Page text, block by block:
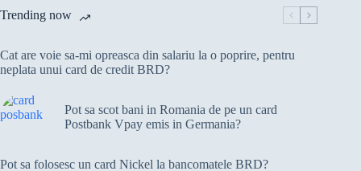
Trending now
Cat are voie sa-mi opreasca din salariu la o poprire, pentru
neplata unui card de credit BRD?
Pot sa scot bani in Romania de pe un card
Postbank Vpay emis in Germania?
Pot sa folosesc un card Nickel la bancomatele BRD?